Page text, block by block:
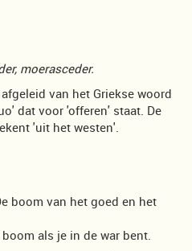
moerasceder.
van het Griekse woord
dat voor 'offeren' staat. De
'uit het westen'.
boom van het goed en het
als je in de war bent.